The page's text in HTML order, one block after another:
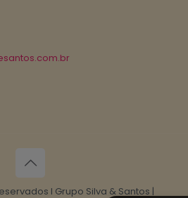
I Grupo Silva & Santos |